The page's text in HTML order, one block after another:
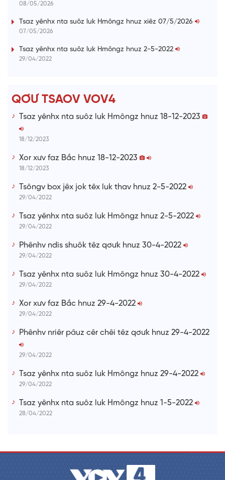
i
08/05/2026
Tsaz yênhx nta suôz luk Hmôngz hnuz xiêz 07/5/2026
07/05/2026
Tsaz yênhx nta suôz luk Hmôngz hnuz 2-5-2022
29/04/2022
QƠƯ TSAOV VOV4
Tsaz yênhx nta suôz luk Hmôngz hnuz 18-12-2023
18/12/2023
Xor xưv faz Bắc hnuz 18-12-2023
18/12/2023
Tsôngv box jêx jok têx luk thav hnuz 2-5-2022
29/04/2022
Tsaz yênhx nta suôz luk Hmôngz hnuz 2-5-2022
29/04/2022
Phênhv ndis shuôk têz qơưk hnuz 30-4-2022
29/04/2022
Tsaz yênhx nta suôz luk Hmôngz hnuz 30-4-2022
29/04/2022
Xor xưv faz Bắc hnuz 29-4-2022
29/04/2022
Phênhv nriêr pâuz cêr chêi têz qơưk hnuz 29-4-2022
29/04/2022
Tsaz yênhx nta suôz luk Hmôngz hnuz 29-4-2022
29/04/2022
Tsaz yênhx nta suôz luk Hmôngz hnuz 1-5-2022
28/04/2022